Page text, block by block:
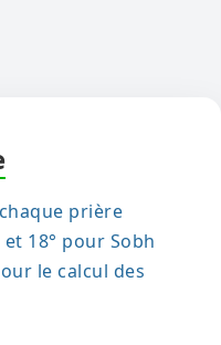
prière
18° pour Sobh
le calcul des